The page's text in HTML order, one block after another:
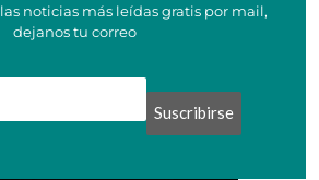
noticias más leídas gratis por mail,
dejanos tu correo
Suscribirse